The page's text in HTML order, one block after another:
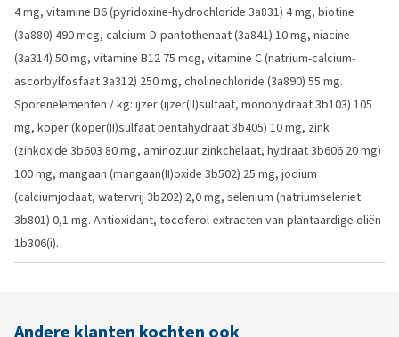
4 mg, vitamine B6 (pyridoxine-hydrochloride 3a831) 4 mg, biotine
(3a880) 490 mcg, calcium-D-pantothenaat (3a841) 10 mg, niacine
(3a314) 50 mg, vitamine B12 75 mcg, vitamine C (natrium-calcium-
ascorbylfosfaat 3a312) 250 mg, cholinechloride (3a890) 55 mg.
Sporenelementen / kg: ijzer (ijzer(II)sulfaat, monohydraat 3b103) 105
mg, koper (koper(II)sulfaat pentahydraat 3b405) 10 mg, zink
(zinkoxide 3b603 80 mg, aminozuur zinkchelaat, hydraat 3b606 20 mg)
100 mg, mangaan (mangaan(II)oxide 3b502) 25 mg, jodium
(calciumjodaat, watervrij 3b202) 2,0 mg, selenium (natriumseleniet
3b801) 0,1 mg. Antioxidant, tocoferol-extracten van plantaardige oliën
1b306(i).
Andere klanten kochten ook